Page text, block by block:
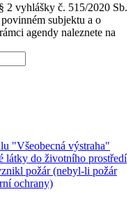
2 vyhlášky č. 515/2020 Sb.
subjektu a o
agendy naleznete na
"Všeobecná výstraha"
látky do životního prostředí
požár (nebyl-li požár
ochrany)